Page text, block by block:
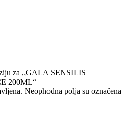
za „GALA SENSILIS
200ML“
Neophodna polja su označena